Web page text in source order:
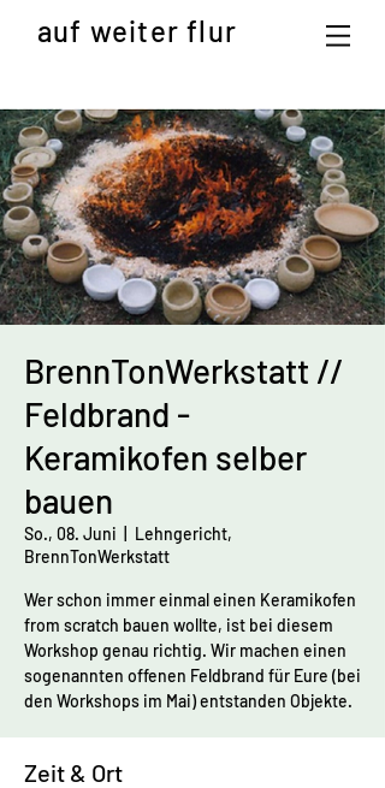
auf weiter flur
BrennTonWerkstatt //
Feldbrand -
Keramikofen selber
bauen
So., 08. Juni
Lehngericht,
BrennTonWerkstatt
Wer schon immer einmal einen Keramikofen
from scratch bauen wollte, ist bei diesem
Workshop genau richtig. Wir machen einen
sogenannten offenen Feldbrand für Eure (bei
den Workshops im Mai) entstanden Objekte.
Zeit & Ort